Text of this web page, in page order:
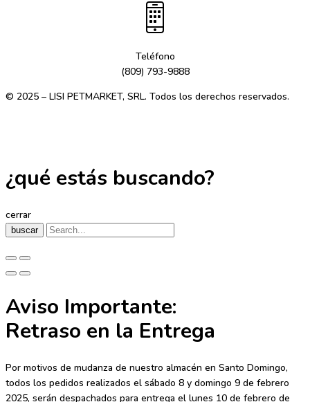
Teléfono
(809) 793-9888
© 2025 – LISI PETMARKET, SRL. Todos los derechos reservados.
¿qué estás buscando?
cerrar
buscar
Aviso Importante:
Retraso en la Entrega
Por motivos de mudanza de nuestro almacén en Santo Domingo,
todos los pedidos realizados el sábado 8 y domingo 9 de febrero
2025, serán despachados para entrega el lunes 10 de febrero de